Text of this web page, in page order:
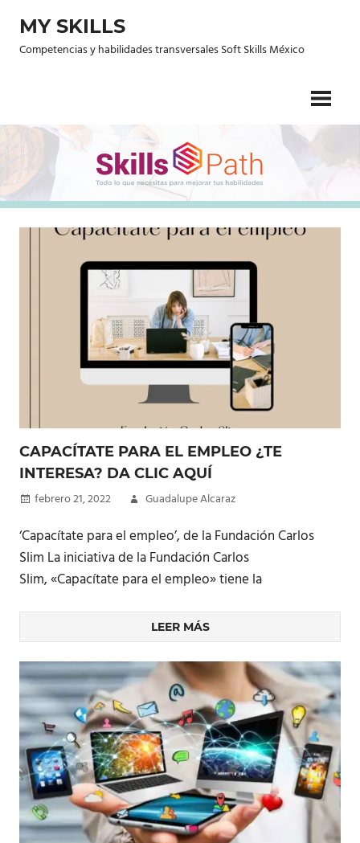
contenido
MY SKILLS
Competencias y habilidades transversales Soft Skills México
CAPACÍTATE PARA EL EMPLEO ¿TE
INTERESA? DA CLIC AQUÍ
febrero 21, 2022 Guadalupe Alcaraz
‘Capacítate para el empleo’, de la Fundación Carlos
Slim La iniciativa de la Fundación Carlos
Slim, «Capacítate para el empleo» tiene la
LEER MÁS